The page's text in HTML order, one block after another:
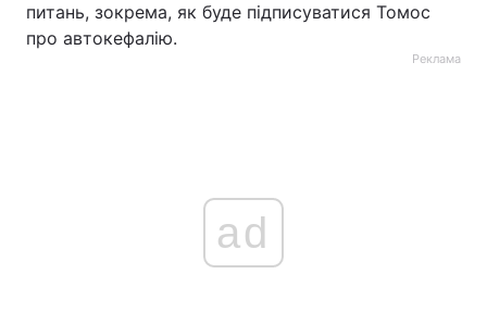
питань, зокрема, як буде підписуватися Томос
про автокефалію.
Реклама
ad